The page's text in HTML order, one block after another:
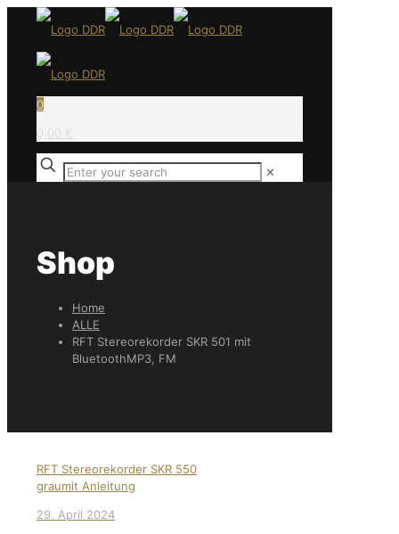
0
0,00 €
✕
Shop
Home
ALLE
RFT Stereorekorder SKR 501 mit
BluetoothMP3, FM
RFT Stereorekorder SKR 550
graumit Anleitung
29. April 2024